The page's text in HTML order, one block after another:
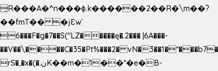
̟R���A�^n���ɸ.k������2��R�\m��?
��fmT�� �jԐw`
6���F�g�7��S("LZ�����ę�.2��� |6A���-
��V��\����C�35�Pt%���2�
rS�,�x�(�.نK��m�1��*�e�B-